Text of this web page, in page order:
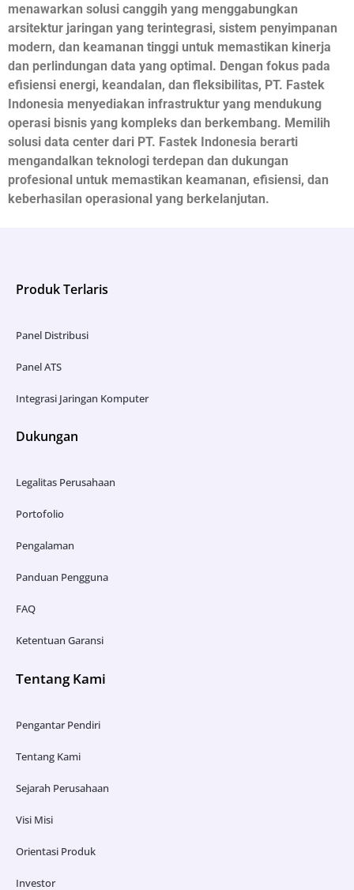
menawarkan solusi canggih yang menggabungkan
arsitektur jaringan yang terintegrasi, sistem penyimpanan
modern, dan keamanan tinggi untuk memastikan kinerja
dan perlindungan data yang optimal. Dengan fokus pada
efisiensi energi, keandalan, dan fleksibilitas, PT. Fastek
Indonesia menyediakan infrastruktur yang mendukung
operasi bisnis yang kompleks dan berkembang. Memilih
solusi data center dari PT. Fastek Indonesia berarti
mengandalkan teknologi terdepan dan dukungan
profesional untuk memastikan keamanan, efisiensi, dan
keberhasilan operasional yang berkelanjutan.
Produk Terlaris
Panel Distribusi
Panel ATS
Integrasi Jaringan Komputer
Dukungan
Legalitas Perusahaan
Portofolio
Pengalaman
Panduan Pengguna
FAQ
Ketentuan Garansi
Tentang Kami
Pengantar Pendiri
Tentang Kami
Sejarah Perusahaan
Visi Misi
Orientasi Produk
Investor